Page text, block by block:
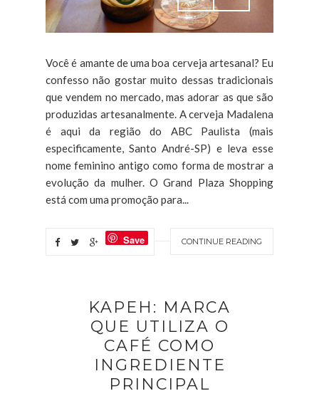
Você é amante de uma boa cerveja artesanal? Eu
confesso não gostar muito dessas tradicionais
que vendem no mercado, mas adorar as que são
produzidas artesanalmente. A cerveja Madalena
é aqui da região do ABC Paulista (mais
especificamente, Santo André-SP) e leva esse
nome feminino antigo como forma de mostrar a
evolução da mulher. O Grand Plaza Shopping
está com uma promoção para...
CONTINUE READING
Save
KAPEH: MARCA
QUE UTILIZA O
CAFÉ COMO
INGREDIENTE
PRINCIPAL